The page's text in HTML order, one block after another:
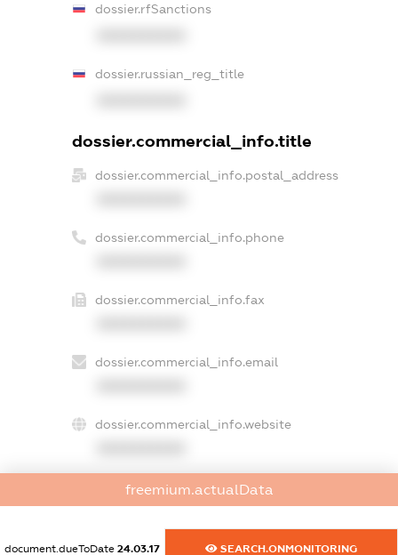
dossier.rfSanctions
dossier.russian_reg_title
dossier.commercial_info.title
dossier.commercial_info.postal_address
dossier.commercial_info.phone
dossier.commercial_info.fax
dossier.commercial_info.email
dossier.commercial_info.website
dossier.commercial_info.activity
XXXXXXXXXX
freemium.actualData
document.dueToDate 24.03.17 SEARCH.ONMONITORING